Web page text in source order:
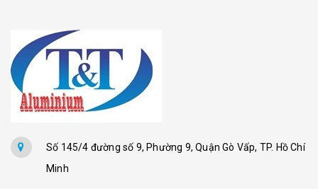
Số 145/4 đường số 9, Phường 9, Quận Gò Vấp, TP. Hồ Chí
Minh